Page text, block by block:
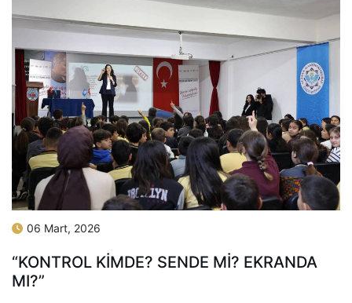
06 Mart, 2026
“KONTROL KİMDE? SENDE Mİ? EKRANDA
MI?”